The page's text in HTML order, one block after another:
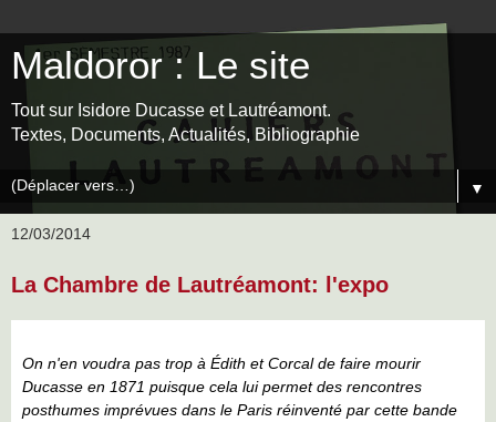
Maldoror : Le site
Tout sur Isidore Ducasse et Lautréamont.
Textes, Documents, Actualités, Bibliographie
▼
12/03/2014
La Chambre de Lautréamont: l'expo
On n'en voudra pas trop à Édith et Corcal de faire mourir
Ducasse en 1871 puisque cela lui permet des rencontres
posthumes imprévues dans le Paris réinventé par cette bande